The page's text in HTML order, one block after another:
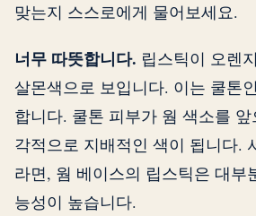
맞는지 스스로에게 물어보세요.
너무 따뜻합니다. 립스틱이 오렌
살몬색으로 보입니다. 이는 쿨톤
합니다. 쿨톤 피부가 웜 색소를
각적으로 지배적인 색이 됩니다.
라면, 웜 베이스의 립스틱은 대부
능성이 높습니다.